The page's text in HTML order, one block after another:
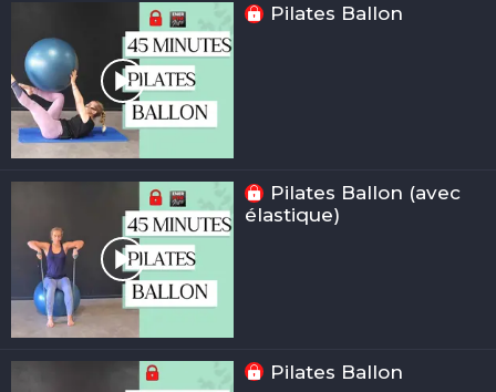
Pilates Ballon
Pilates Ballon (avec
élastique)
Pilates Ballon